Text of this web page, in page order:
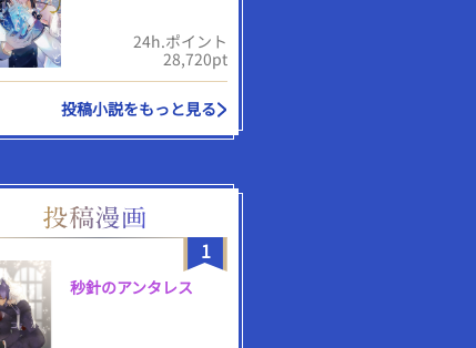
24h.ポイント
28,720pt
投稿小説をもっと見る
1
秒針のアンタレス